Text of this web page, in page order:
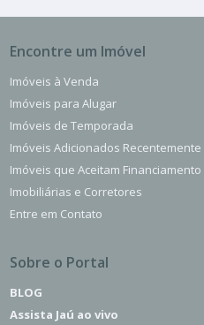
Encontre um Imóvel
Imóveis à Venda
Imóveis para Alugar
Imóveis de Temporada
Imóveis Adicionados Recentemente
Imóveis que Aceitam Financiamento
Imobiliárias e Corretores
Entre em Contato
Sobre o Portal
BLOG
Assista Jaú ao vivo